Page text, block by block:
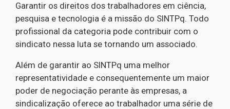
Garantir os direitos dos trabalhadores em ciência,
pesquisa e tecnologia é a missão do SINTPq. Todo
profissional da categoria pode contribuir com o
sindicato nessa luta se tornando um associado.
Além de garantir ao SINTPq uma melhor
representatividade e consequentemente um maior
poder de negociação perante às empresas, a
sindicalização oferece ao trabalhador uma série de